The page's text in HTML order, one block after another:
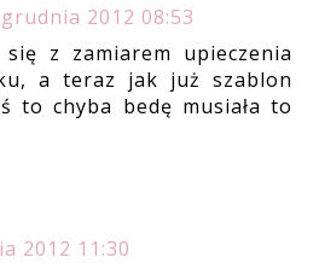
2012 08:53
się z zamiarem upieczenia
a teraz jak już szablon
to chyba bedę musiała to
2012 11:30